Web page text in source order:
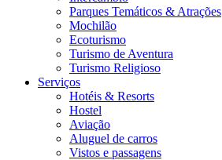
Parques Temáticos & Atrações
Mochilão
Ecoturismo
Turismo de Aventura
Turismo Religioso
Serviços
Hotéis & Resorts
Hostel
Aviação
Aluguel de carros
Vistos e passagens